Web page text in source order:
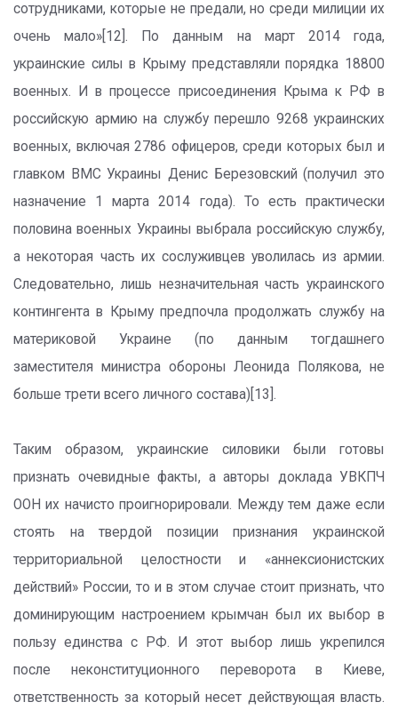
сотрудниками, которые не предали, но среди милиции их
очень мало»[12]. По данным на март 2014 года,
украинские силы в Крыму представляли порядка 18800
военных. И в процессе присоединения Крыма к РФ в
российскую армию на службу перешло 9268 украинских
военных, включая 2786 офицеров, среди которых был и
главком ВМС Украины Денис Березовский (получил это
назначение 1 марта 2014 года). То есть практически
половина военных Украины выбрала российскую службу,
а некоторая часть их сослуживцев уволилась из армии.
Следовательно, лишь незначительная часть украинского
контингента в Крыму предпочла продолжать службу на
материковой Украине (по данным тогдашнего
заместителя министра обороны Леонида Полякова, не
больше трети всего личного состава)[13].
Таким образом, украинские силовики были готовы
признать очевидные факты, а авторы доклада УВКПЧ
ООН их начисто проигнорировали. Между тем даже если
стоять на твердой позиции признания украинской
территориальной целостности и «аннексионистских
действий» России, то и в этом случае стоит признать, что
доминирующим настроением крымчан был их выбор в
пользу единства с РФ. И этот выбор лишь укрепился
после неконституционного переворота в Киеве,
ответственность за который несет действующая власть.